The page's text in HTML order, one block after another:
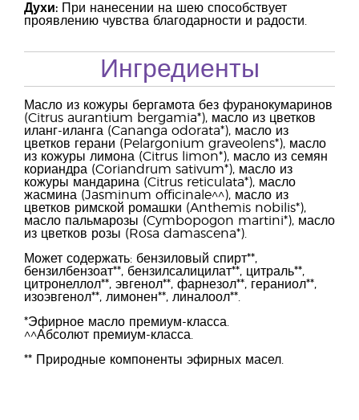
Духи: При нанесении на шею способствует
проявлению чувства благодарности и радости.
Ингредиенты
Масло из кожуры бергамота без фуранокумаринов
(Citrus aurantium bergamia*), масло из цветков
иланг-иланга (Cananga odorata*), масло из
цветков герани (Pelargonium graveolens*), масло
из кожуры лимона (Citrus limon*), масло из семян
кориандра (Coriandrum sativum*), масло из
кожуры мандарина (Citrus reticulata*), масло
жасмина (Jasminum officinale^^), масло из
цветков римской ромашки (Anthemis nobilis*),
масло пальмарозы (Cymbopogon martini*), масло
из цветков розы (Rosa damascena*).
Может содержать: бензиловый спирт**,
бензилбензоат**, бензилсалицилат**, цитраль**,
цитронеллол**, эвгенол**, фарнезол**, гераниол**,
изоэвгенол**, лимонен**, линалоол**.
*Эфирное масло премиум-класса.
^^Абсолют премиум-класса.
** Природные компоненты эфирных масел.